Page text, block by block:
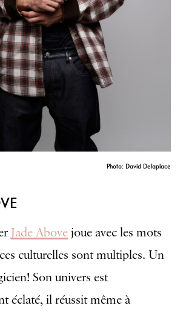
Photo: David Delaplace
Jade Abovejoue avec les mots
culturelles sont multiples. Un
Son univers est
éclaté, il réussit même à